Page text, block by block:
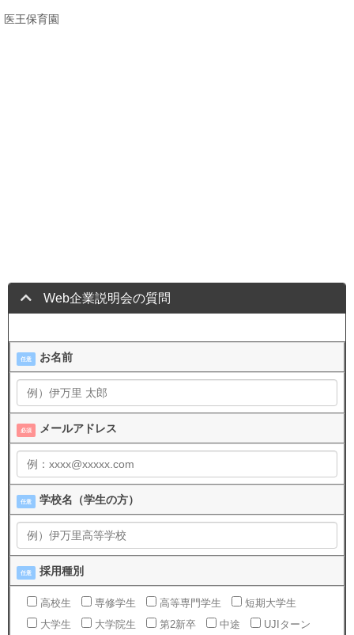
医王保育園
Web企業説明会の質問
任意 お名前
必須 メールアドレス
任意 学校名（学生の方）
任意 採用種別
高校生 専修学生 高等専門学生
短期大学生
大学生
大学院生 第2新卒 中途 UJIターン